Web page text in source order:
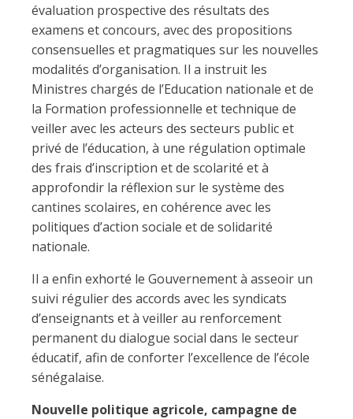
évaluation prospective des résultats des
examens et concours, avec des propositions
consensuelles et pragmatiques sur les nouvelles
modalités d’organisation. Il a instruit les
Ministres chargés de l’Education nationale et de
la Formation professionnelle et technique de
veiller avec les acteurs des secteurs public et
privé de l’éducation, à une régulation optimale
des frais d’inscription et de scolarité et à
approfondir la réflexion sur le système des
cantines scolaires, en cohérence avec les
politiques d’action sociale et de solidarité
nationale.
Il a enfin exhorté le Gouvernement à asseoir un
suivi régulier des accords avec les syndicats
d’enseignants et à veiller au renforcement
permanent du dialogue social dans le secteur
éducatif, afin de conforter l’excellence de l’école
sénégalaise.
Nouvelle politique agricole, campagne de